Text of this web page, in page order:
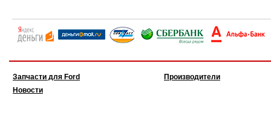
Запчасти для Ford
Новости
Производители